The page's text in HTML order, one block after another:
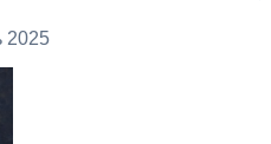
2025